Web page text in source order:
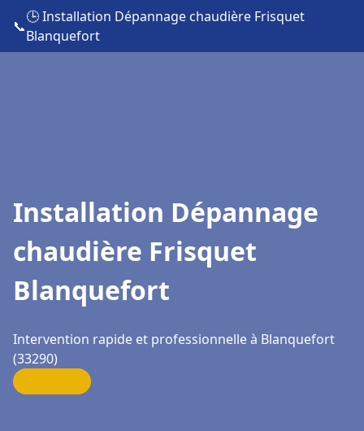
📞
🕒 Installation Dépannage chaudière Frisquet
Blanquefort
Installation Dépannage
chaudière Frisquet
Blanquefort
Intervention rapide et professionnelle à Blanquefort
(33290)